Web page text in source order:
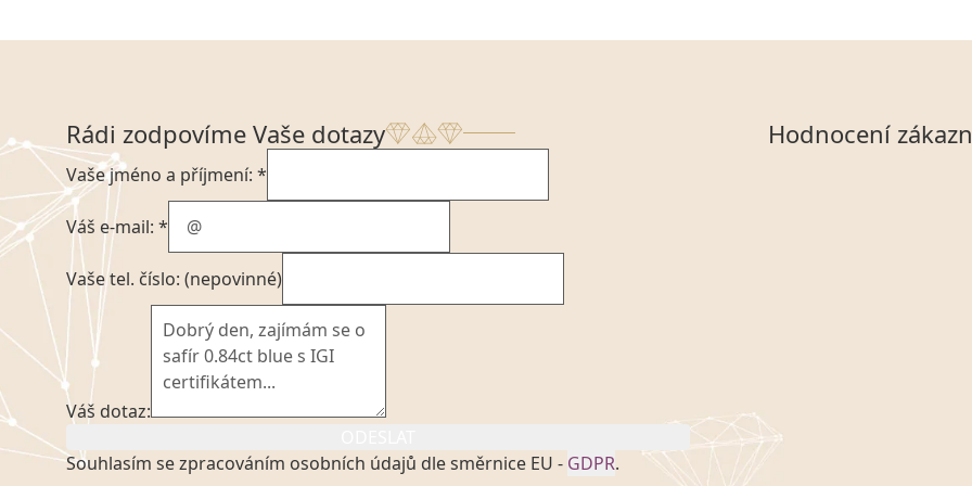
Rádi zodpovíme Vaše dotazy
Vaše jméno a příjmení: *
Váš e-mail: *
Vaše tel. číslo: (nepovinné)
Váš dotaz:
Souhlasím se zpracováním osobních údajů dle směrnice EU - GDPR.
Hodnocení